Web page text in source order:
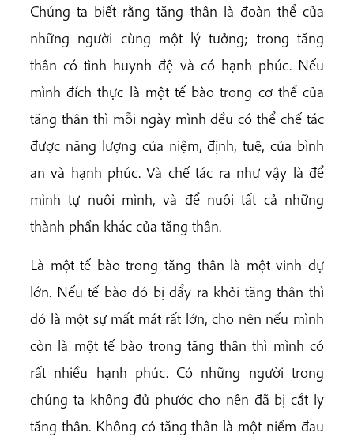
Chúng ta biết rằng tăng thân là đoàn thể của
những người cùng một lý tưởng; trong tăng
thân có tình huynh đệ và có hạnh phúc. Nếu
mình đích thực là một tế bào trong cơ thể của
tăng thân thì mỗi ngày mình đều có thể chế tác
được năng lượng của niệm, định, tuệ, của bình
an và hạnh phúc. Và chế tác ra như vậy là để
mình tự nuôi mình, và để nuôi tất cả những
thành phần khác của tăng thân.
Là một tế bào trong tăng thân là một vinh dự
lớn. Nếu tế bào đó bị đẩy ra khỏi tăng thân thì
đó là một sự mất mát rất lớn, cho nên nếu mình
còn là một tế bào trong tăng thân thì mình có
rất nhiều hạnh phúc. Có những người trong
chúng ta không đủ phước cho nên đã bị cắt ly
tăng thân. Không có tăng thân là một niềm đau